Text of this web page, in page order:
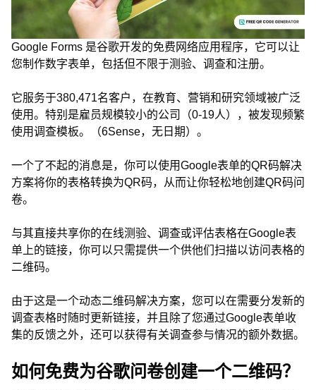
Google Forms 是谷歌开发的免费网络应用程序，它可以让
您制作数字表单，包括但不限于测验、调查和注册。
它服务于380,471名客户，在教育、营销和研究领域被广泛
使用。特别是雇员规模较小的公司（0-19人），被发现频繁
使用调查模板。（6Sense，无日期）。
一个了不起的消息是，你可以使用Google表单的QR码解决
方案将你的表格转换为QR码，从而让你轻松地创建QR码问
卷。
与其直接共享你的在线测验、调查或评估表格在Google表
单上的链接，你可以只需提供一个供他们扫描以访问表格的
二维码。
由于这是一个动态二维码解决方案，您可以在需要分发新的
调查表格时随时更新链接，并且除了您通过Google表单收
集的反馈之外，还可以获得有关调查参与情况的额外数据。
如何免费为谷歌问卷创建一个二维码？